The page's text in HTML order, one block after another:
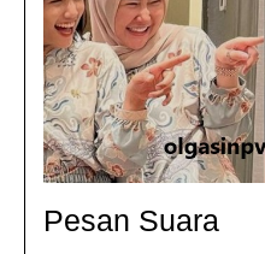
Pesan Suara